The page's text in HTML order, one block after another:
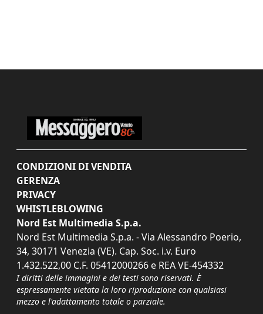
CONDIZIONI DI VENDITA
GERENZA
PRIVACY
WHISTLEBLOWING
Nord Est Multimedia S.p.a.
Nord Est Multimedia S.p.a. - Via Alessandro Poerio,
34, 30171 Venezia (VE). Cap. Soc. i.v. Euro
1.432.522,00 C.F. 05412000266 e REA VE-454332
I diritti delle immagini e dei testi sono riservati. È
espressamente vietata la loro riproduzione con qualsiasi
mezzo e l'adattamento totale o parziale.